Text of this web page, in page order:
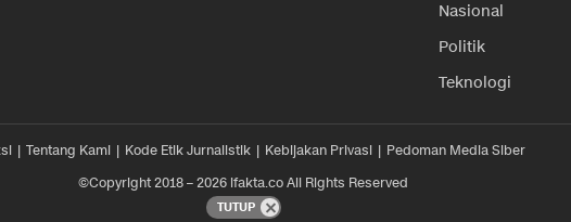
Nasional
Politik
Teknologi
Tentang Kami Kode Etik Jurnalistik Kebijakan Privasi
Pedoman Media Siber
©Copyright 2018 – 2026 ifakta.co All Rights Reserved
TUTUP